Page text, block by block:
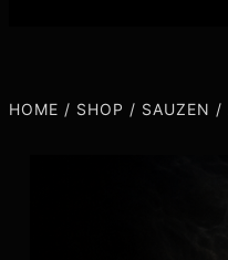
HOME / SHOP / SAUZEN /